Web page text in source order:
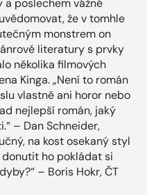
poslechem vážné
že v tomhle
monstrem on
literatury s prvky
několika filmových
Kinga. „Není to román
vlastně ani horor nebo
nejlepší román, jaký
– Dan Schneider,
na kost osekaný styl
ho pokládat si
– Boris Hokr, ČT